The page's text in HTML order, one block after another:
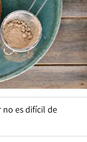
es difícil de